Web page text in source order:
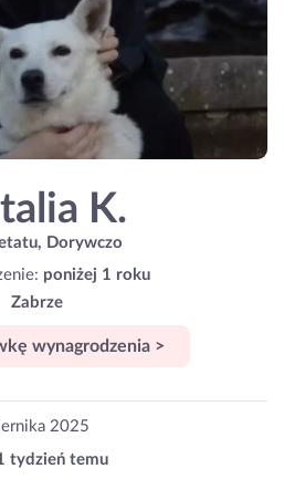
K.
Dorywczo
poniżej 1 roku
Zabrze
wynagrodzenia >
2025
tydzień temu